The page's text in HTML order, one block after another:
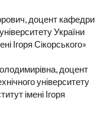
доцент кафедри
України
Ігоря Сікорського»
доцент
університету
імені Ігоря